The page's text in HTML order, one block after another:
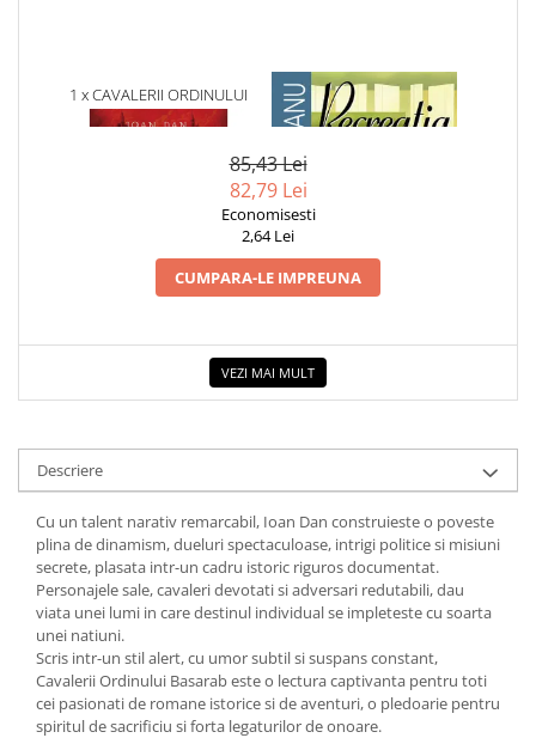
1 x CAVALERII ORDINULUI
BASARAB
1 x RECREATIA MARE
85,43 Lei
82,79 Lei
Economisesti
2,64 Lei
CUMPARA-LE IMPREUNA
VEZI MAI MULT
Descriere
Cu un talent narativ remarcabil, Ioan Dan construieste o poveste
plina de dinamism, dueluri spectaculoase, intrigi politice si misiuni
secrete, plasata intr-un cadru istoric riguros documentat.
Personajele sale, cavaleri devotati si adversari redutabili, dau
viata unei lumi in care destinul individual se impleteste cu soarta
unei natiuni.
Scris intr-un stil alert, cu umor subtil si suspans constant,
Cavalerii Ordinului Basarab este o lectura captivanta pentru toti
cei pasionati de romane istorice si de aventuri, o pledoarie pentru
spiritul de sacrificiu si forta legaturilor de onoare.